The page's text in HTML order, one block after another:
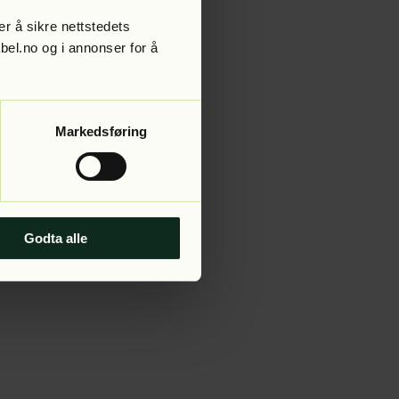
å sikre nettstedets
og i annonser for å
Markedsføring
Godta alle